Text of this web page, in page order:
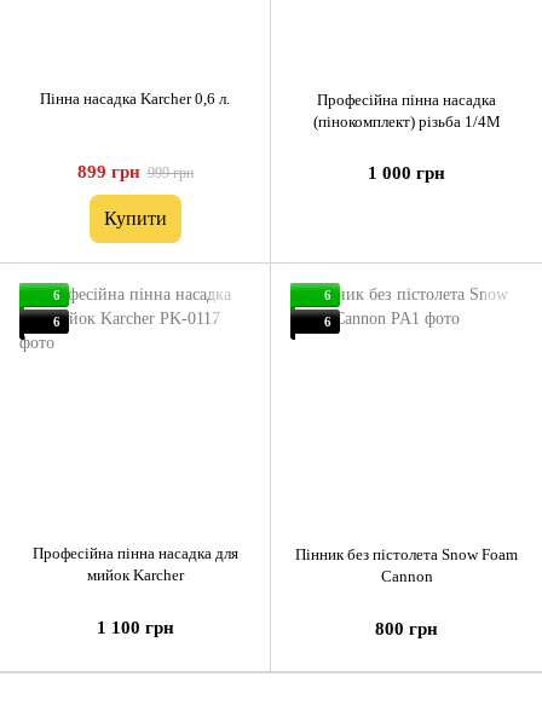
Пінна насадка Karcher 0,6 л.
899 грн 999 грн
Купити
Професійна пінна насадка
(пінокомплект) різьба 1/4M
1 000 грн
6
6
Професійна пінна насадка для
мийок Karcher
1 100 грн
6
6
Пінник без пістолета Snow Foam
Cannon
800 грн